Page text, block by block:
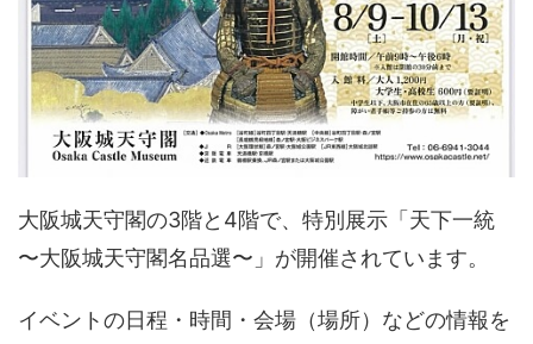
大阪城天守閣の3階と4階で、特別展示「天下一統
〜大阪城天守閣名品選〜」が開催されています。
イベントの日程・時間・会場（場所）などの情報を